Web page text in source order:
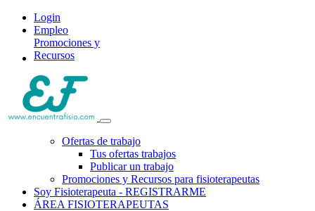
Login
Empleo
Promociones y
Recursos
Ofertas de trabajo
Tus ofertas trabajos
Publicar un trabajo
Promociones y Recursos para fisioterapeutas
Soy Fisioterapeuta - REGISTRARME
ÁREA FISIOTERAPEUTAS